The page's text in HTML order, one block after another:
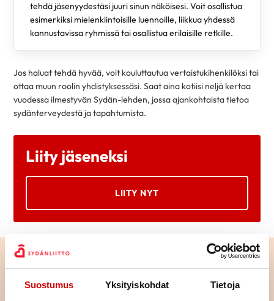
Suostumus Yksityiskohdat Tietoja
tehdä jäsenyydestäsi juuri sinun näköisesi. Voit osallistua
esimerkiksi mielenkiintoisille luennoille, liikkua yhdessä
kannustavissa ryhmissä tai osallistua erilaisille retkille.
Jos haluat tehdä hyvää, voit kouluttautua vertaistukihenkilöksi tai
ottaa muun roolin yhdistyksessäsi. Saat aina kotiisi neljä kertaa
vuodessa ilmestyvän Sydän-lehden, jossa ajankohtaista tietoa
sydänterveydestä ja tapahtumista.
Liity jäseneksi
LIITY NYT